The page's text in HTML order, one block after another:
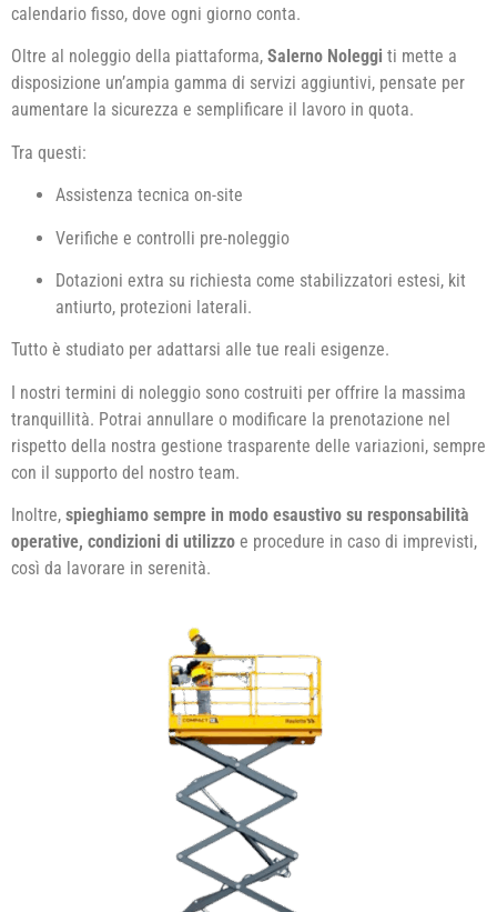
calendario fisso, dove ogni giorno conta.
Oltre al noleggio della piattaforma, Salerno Noleggi ti mette a
disposizione un’ampia gamma di servizi aggiuntivi, pensate per
aumentare la sicurezza e semplificare il lavoro in quota.
Tra questi:
Assistenza tecnica on-site
Verifiche e controlli pre-noleggio
Dotazioni extra su richiesta come stabilizzatori estesi, kit
antiurto, protezioni laterali.
Tutto è studiato per adattarsi alle tue reali esigenze.
I nostri termini di noleggio sono costruiti per offrire la massima
tranquillità. Potrai annullare o modificare la prenotazione nel
rispetto della nostra gestione trasparente delle variazioni, sempre
con il supporto del nostro team.
Inoltre, spieghiamo sempre in modo esaustivo su responsabilità
operative, condizioni di utilizzo e procedure in caso di imprevisti,
così da lavorare in serenità.